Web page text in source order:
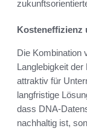
Kosteneffizienz
Die Kombination
Langlebigkeit
attraktiv für
langfristige
dass DNA-
nachhaltig ist,